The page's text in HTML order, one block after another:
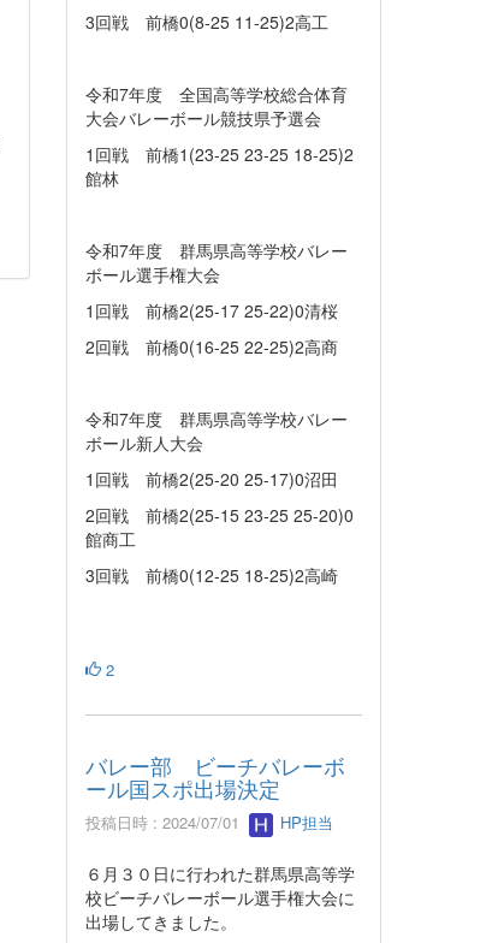
3回戦 前橋0(8-25 11-25)2高工
令和7年度 全国高等学校総合体育
大会バレーボール競技県予選会
1回戦 前橋1(23-25 23-25 18-25)2
館林
令和7年度 群馬県高等学校バレー
ボール選手権大会
1回戦 前橋2(25-17 25-22)0清桜
2回戦 前橋0(16-25 22-25)2高商
令和7年度 群馬県高等学校バレー
ボール新人大会
1回戦 前橋2(25-20 25-17)0沼田
2回戦 前橋2(25-15 23-25 25-20)0
館商工
3回戦 前橋0(12-25 18-25)2高崎
2
バレー部 ビーチバレーボ
ール国スポ出場決定
投稿日時 : 2024/07/01 HP担当
６月３０日に行われた群馬県高等学
校ビーチバレーボール選手権大会に
出場してきました。